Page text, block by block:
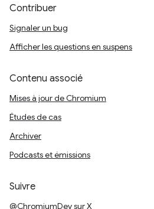
Contribuer
Signaler un bug
Afficher les questions en suspens
Contenu associé
Mises à jour de Chromium
Études de cas
Archiver
Podcasts et émissions
Suivre
@ChromiumDev sur X